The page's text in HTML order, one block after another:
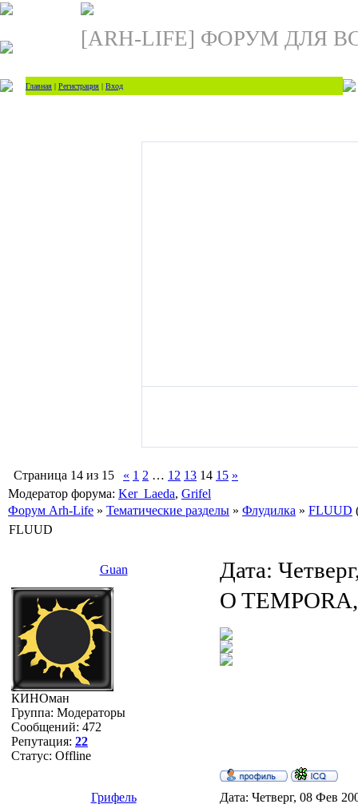
[ARH-LIFE] ФОРУМ ДЛЯ
Главная | Регистрация | Вход
Страница 14 из 15 « 1 2 … 12 13 14 15 »
Модератор форума: Ker_Laeda, Grifel
Форум Arh-Life » Тематические разделы » Флудилка » FLUUD
FLUUD
Guan Дата:
КИНОман
Группа: Модераторы
Сообщений: 472
Репутация: 22
Статус: Offline
O
Грифель Дата: Четверг, 08 Фев